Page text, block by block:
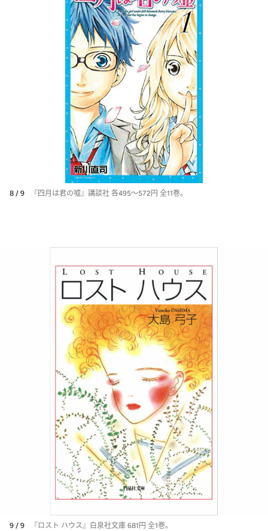
8 / 9 『四月は君の嘘』講談社 各495～572円 全11巻。
9 / 9 『ロスト ハウス』白泉社文庫 681円 全1巻。